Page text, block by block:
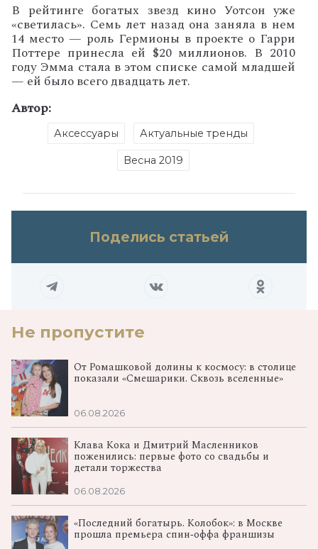
В рейтинге богатых звезд кино Уотсон уже
«светилась». Семь лет назад она заняла в нем
14 место — роль Гермионы в проекте о Гарри
Поттере принесла ей $20 миллионов. В 2010
году Эмма стала в этом списке самой младшей
— ей быловсегодвадцатьлет.
Автор:
Аксессуары Актуальные тренды
Весна 2019
Поделись статьей
Не пропустите
От Ромашковой долины к космосу: в столице
показали «Смешарики. Сквозь вселенные»
06.08.2026
Клава Кока и Дмитрий Масленников
поженились: первые фото со свадьбы и
детали торжества
06.08.2026
«Последний богатырь. Колобок»: в Москве
прошла премьера спин‑оффа франшизы